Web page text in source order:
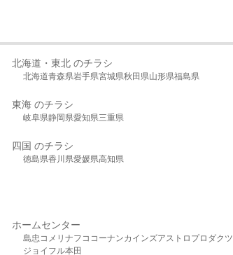
北海道・東北 のチラシ
北海道青森県岩手県宮城県秋田県山形県福島県
東海 のチラシ
岐阜県静岡県愛知県三重県
四国 のチラシ
徳島県香川県愛媛県高知県
ホームセンター
島忠 コメリ ナフコ コーナンカインズアストロプロダクツ
ジョイフル本田